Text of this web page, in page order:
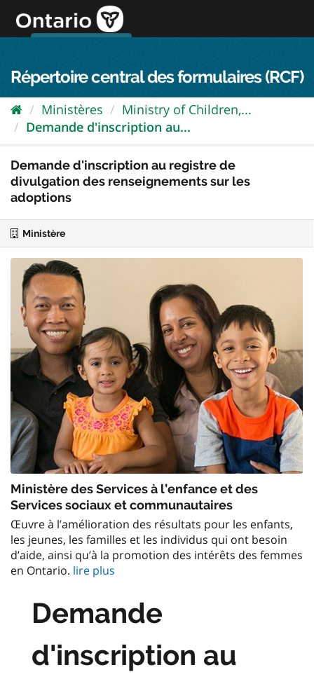
directement
au
Répertoire central des formulaires (RCF)
Ministères
Ministry of Children,...
Demande d'inscription au...
Demande d'inscription au registre de
divulgation des renseignements sur les
adoptions
Ministère
Ministère des Services à l’enfance et des
Services sociaux et communautaires
Œuvre à l’amélioration des résultats pour les enfants,
les jeunes, les familles et les individus qui ont besoin
d’aide, ainsi qu’à la promotion des intérêts des femmes
en Ontario. lire plus
Demande
d'inscription au